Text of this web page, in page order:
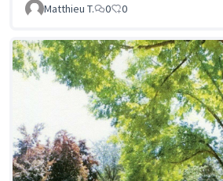
Matthieu T.
0 0